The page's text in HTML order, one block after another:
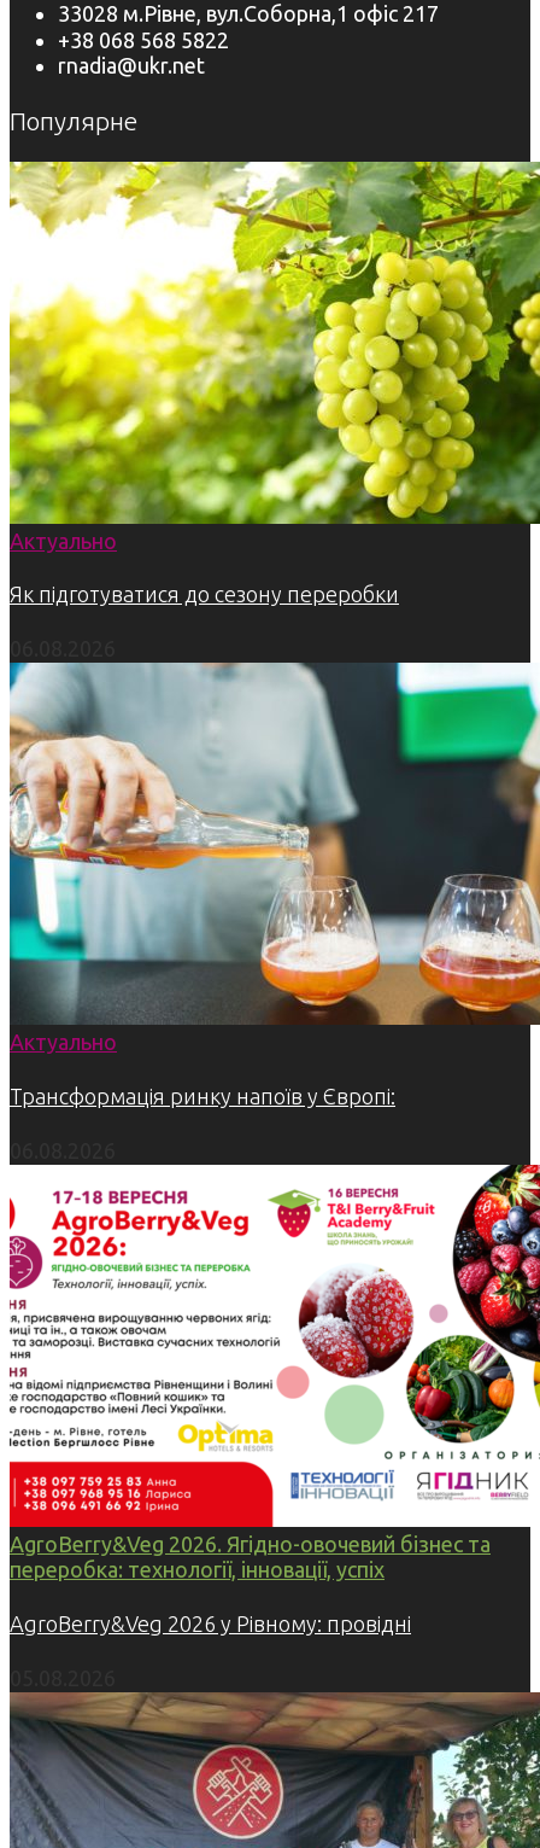
33028 м.Рівне, вул.Соборна,1 офіс 217
+38 068 568 5822
rnadia@ukr.net
Популярне
Актуально
Як підготуватися до сезону переробки
Актуально
Трансформація ринку напоїв у Європі:
AgroBerry&Veg 2026. Ягідно-овочевий бізнес та
переробка: технології, інновації, успіх
AgroBerry&Veg 2026 у Рівному: провідні